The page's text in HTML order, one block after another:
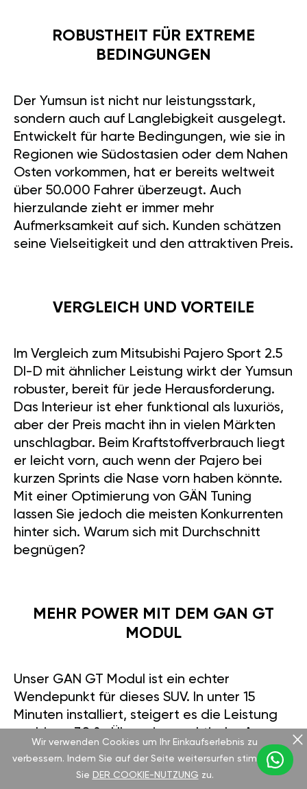
ROBUSTHEIT FÜR EXTREME
BEDINGUNGEN
Der Yumsun ist nicht nur leistungsstark,
sondern auch auf Langlebigkeit ausgelegt.
Entwickelt für harte Bedingungen, wie sie in
Regionen wie Südostasien oder dem Nahen
Osten vorkommen, hat er bereits weltweit
über 50.000 Fahrer überzeugt. Auch
hierzulande zieht er immer mehr
Aufmerksamkeit auf sich. Kunden schätzen
seine Vielseitigkeit und den attraktiven Preis.
VERGLEICH UND VORTEILE
Im Vergleich zum Mitsubishi Pajero Sport 2.5
DI-D mit ähnlicher Leistung wirkt der Yumsun
robuster, bereit für jede Herausforderung.
Das Interieur ist eher funktional als luxuriös,
aber der Preis macht ihn in vielen Märkten
unschlagbar. Beim Kraftstoffverbrauch liegt
er leicht vorn, auch wenn der Pajero bei
kurzen Sprints die Nase vorn haben könnte.
Mit einer Optimierung von GÄN Tuning
lassen Sie jedoch die meisten Konkurrenten
hinter sich. Warum sich mit Durchschnitt
begnügen?
MEHR POWER MIT DEM GAN GT
MODUL
Unser GAN GT Modul ist ein echter
Wendepunkt für dieses SUV. In unter 15
Minuten installiert, steigert es die Leistung
können Sie zwischen Modi wie Sport für mehr
Fahrspaß oder Eco für Sparsamkeit wählen.
Wir verwenden Cookies um Ihr Einkaufserlebnis zu
verbessern. Indem Sie auf der Seite weitersurfen stimmen
Sie DER COOKIE-NUTZUNG zu.